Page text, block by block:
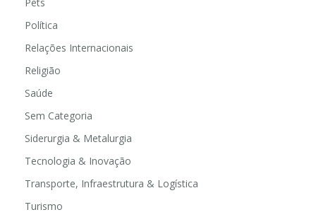
Pets
Política
Relações Internacionais
Religião
Saúde
Sem Categoria
Siderurgia & Metalurgia
Tecnologia & Inovação
Transporte, Infraestrutura & Logística
Turismo